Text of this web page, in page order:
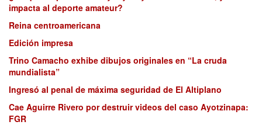
impacta al deporte amateur?
Reina centroamericana
Edición impresa
Trino Camacho exhibe dibujos originales en “La cruda
mundialista”
Ingresó al penal de máxima seguridad de El Altiplano
Cae Aguirre Rivero por destruir videos del caso Ayotzinapa:
FGR